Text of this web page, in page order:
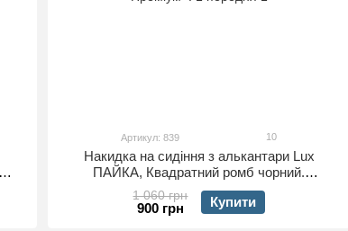
Артикул: 839 10
Накидка на сидіння з алькантари Lux
ПАЙКА, Квадратний ромб чорний.
Преміум+. 1 передня
1 060 грн
900 грн Купити